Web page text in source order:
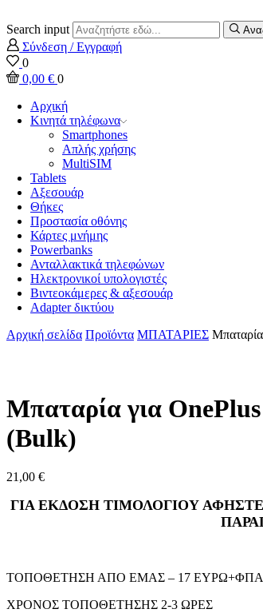
Search input
Σύνδεση / Εγγραφή
0
0,00 € 0
Αρχική
Κινητά τηλέφωνα
Smartphones
Απλής χρήσης
MultiSIM
Tablets
Αξεσουάρ
Θήκες
Προστασία οθόνης
Κάρτες μνήμης
Powerbanks
Ανταλλακτικά τηλεφώνων
Ηλεκτρονικοί υπολογιστές
Βιντεοκάμερες & αξεσουάρ
Adapter δικτύου
Αρχική σελίδα Προϊόντα ΜΠΑΤΑΡΙΕΣ
Μπαταρία για
(Bulk)
21,00 €
ΓΙΑ ΕΚΔΟΣΗ ΤΙΜΟΛΟΓΙΟΥ
ΤΟΠΟΘΕΤΗΣΗ ΑΠΟ ΕΜΑΣ – 17 ΕΥΡΩ+ΦΠΑ
ΧΡΟΝΟΣ ΤΟΠΟΘΕΤΗΣΗΣ 2-3 ΩΡΕΣ